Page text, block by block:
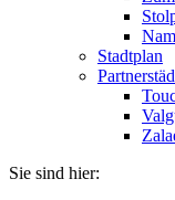
Stadtplan
Sie sind hier: